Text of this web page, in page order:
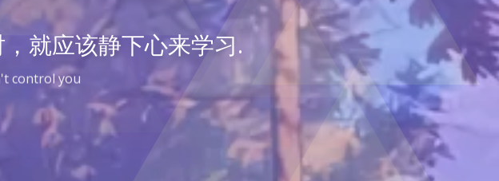
就应该静下心来学习.
goal, you should settle do